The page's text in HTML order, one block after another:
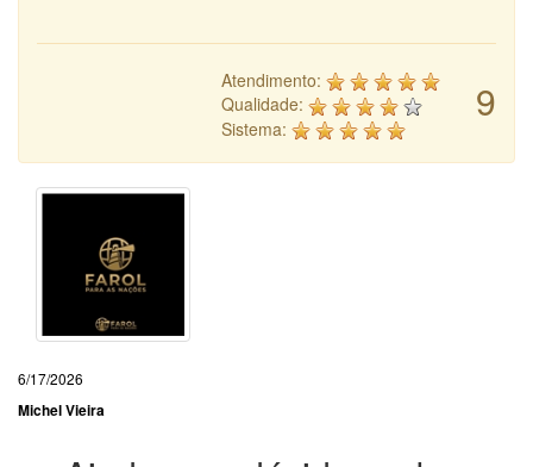
9
Atendimento:
Qualidade:
Sistema:
6/17/2026
Michel Vieira